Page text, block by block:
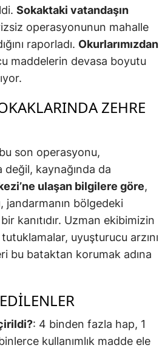
Sokaktaki vatandaşın
operasyonunun mahalle
raporladı. Okurlarımızdan
maddelerin devasa boyutu
ZEHRE
bu son operasyonu,
kaynağında da
ulaşan bilgilere göre,
jandarmanın bölgedeki
kanıtıdır. Uzman ekibimizin
uyuşturucu arzını
bu bataktan korumak adına
: 4 binden fazla hap, 1
kullanımlık madde ele